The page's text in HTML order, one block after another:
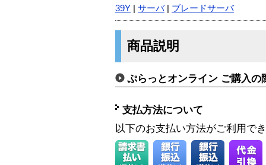
39Y サーバ| ブレードサーバ
商品説明
ぷらっとオンライン ご購入の
支払方法について
以下のお支払い方法がご利用で